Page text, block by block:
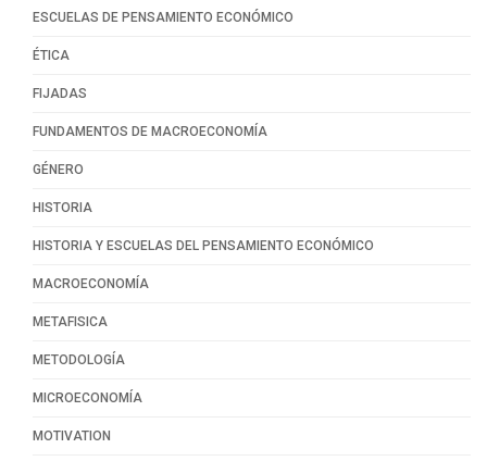
ESCUELAS DE PENSAMIENTO ECONÓMICO
ÉTICA
FIJADAS
FUNDAMENTOS DE MACROECONOMÍA
GÉNERO
HISTORIA
HISTORIA Y ESCUELAS DEL PENSAMIENTO ECONÓMICO
MACROECONOMÍA
METAFISICA
METODOLOGÍA
MICROECONOMÍA
MOTIVATION